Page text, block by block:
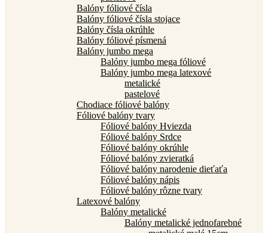
Balóny fóliové čísla
Balóny fóliové čísla stojace
Balóny čísla okrúhle
Balóny fóliové písmená
Balóny jumbo mega
Balóny jumbo mega fóliové
Balóny jumbo mega latexové
metalické
pastelové
Chodiace fóliové balóny
Fóliové balóny tvary
Fóliové balóny Hviezda
Fóliové balóny Srdce
Fóliové balóny okrúhle
Fóliové balóny zvieratká
Fóliové balóny narodenie dieťaťa
Fóliové balóny nápis
Fóliové balóny rôzne tvary
Latexové balóny
Balóny metalické
Balóny metalické jednofarebné